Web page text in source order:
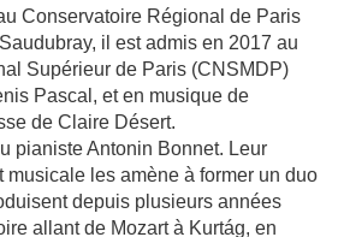
Conservatoire Régional de Paris
il est admis en 2017 au
Supérieur de Paris (CNSMDP)
Pascal, et en musique de
de Claire Désert.
pianiste Antonin Bonnet. Leur
musicale les amène à former un duo
depuis plusieurs années
allant de Mozart à Kurtág, en